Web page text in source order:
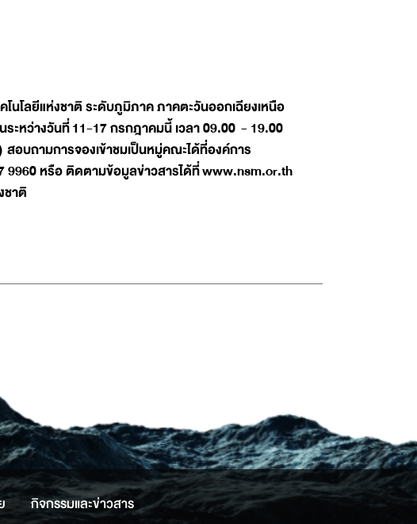
นโลยีแห่งชาติ ระดับภูมิภาค ภาคตะวันออกเฉียงเหนือ
ระหว่างวันที่11-17 กรกฎาคมนี้ เวลา 09.00 - 19.00
สอบถามการจองเข้าชมเป็นหมู่คณะได้ที่องค์การ
หรือ ติดตามข้อมูลข่าวสารได้ที่www.nsm.or.th
ชาติ
กิจกรรมและข่าวสาร